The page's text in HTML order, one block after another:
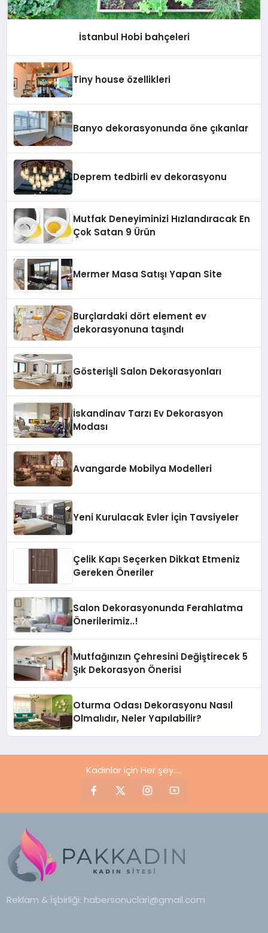
İstanbul Hobi bahçeleri
Tiny house özellikleri
Banyo dekorasyonunda öne çıkanlar
Deprem tedbirli ev dekorasyonu
Mutfak Deneyiminizi Hızlandıracak En
Çok Satan 9 Ürün
Mermer Masa Satışı Yapan Site
Burçlardaki dört element ev
dekorasyonuna taşındı
Gösterişli Salon Dekorasyonları
İskandinav Tarzı Ev Dekorasyon
Modası
Avangarde Mobilya Modelleri
Yeni Kurulacak Evler İçin Tavsiyeler
Çelik Kapı Seçerken Dikkat Etmeniz
Gereken Öneriler
Salon Dekorasyonunda Ferahlatma
Önerilerimiz..!
Mutfağınızın Çehresini Değiştirecek 5
Şık Dekorasyon Önerisi
Oturma Odası Dekorasyonu Nasıl
Olmalıdır, Neler Yapılabilir?
Kadınlar için Her şey.....
Reklam & İşbirliği: habersonuclari@gmail.com